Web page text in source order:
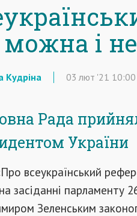
і
Кудріна 03 лют '21 10:00
Рада
України
всеукраїнський
засіданні парламенту
Зеленським